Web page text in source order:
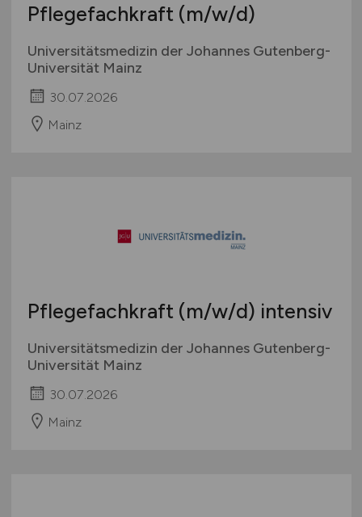
Pflegefachkraft (m/w/d)
Universitätsmedizin der Johannes Gutenberg-
Universität Mainz
30.07.2026
Mainz
Pflegefachkraft (m/w/d) intensiv
Universitätsmedizin der Johannes Gutenberg-
Universität Mainz
30.07.2026
Mainz